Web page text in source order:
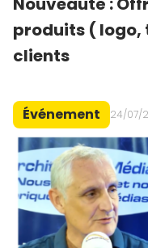
produits ( logo,
clients
Événement 24/07/